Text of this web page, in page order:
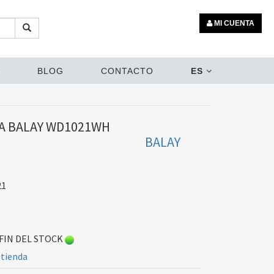
MI CUENTA
BLOG CONTACTO ES
BALAY WD1021WH
BALAY
DEL STOCK